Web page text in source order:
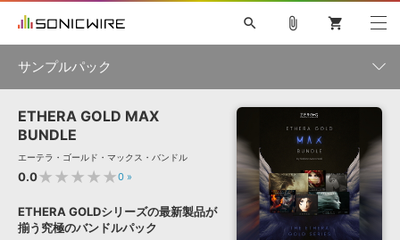
ソフト音源 »
プラグイン・エフェクト »
search
初音ミク NT 鏡音リン・レン V4X
MEIKO V3
KAITO V3
TOONTRACK
SPITFIRE AUDIO
VIENNA
EZ DRUMMER 3
ライセンスフリーBGM
ボーカル抜き出し
DUBSTEP
ELECTRONICA
EDM TRANCE MUTANT
ROUTER.FM
attach_file shopping_cart
サンプルパック
製品一覧
ETHERA GOLD MAX
BUNDLE
エーテラ・ゴールド・マックス・バンドル
0.0★★★★★0 »
ETHERA GOLDシリーズの最新製品が
揃う究極のバンドルパック